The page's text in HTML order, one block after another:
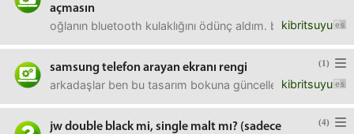
açmasın
kibritsuyu
oğlanın bluetooth kulaklığını ödünç aldım. bilgisayarda
(1)
samsung telefon arayan ekranı rengi
kibritsuyu
arkadaşlar ben bu tasarım bokuna güncelleme yapıp
(4)
jw double black mi, single malt mı? (sadece